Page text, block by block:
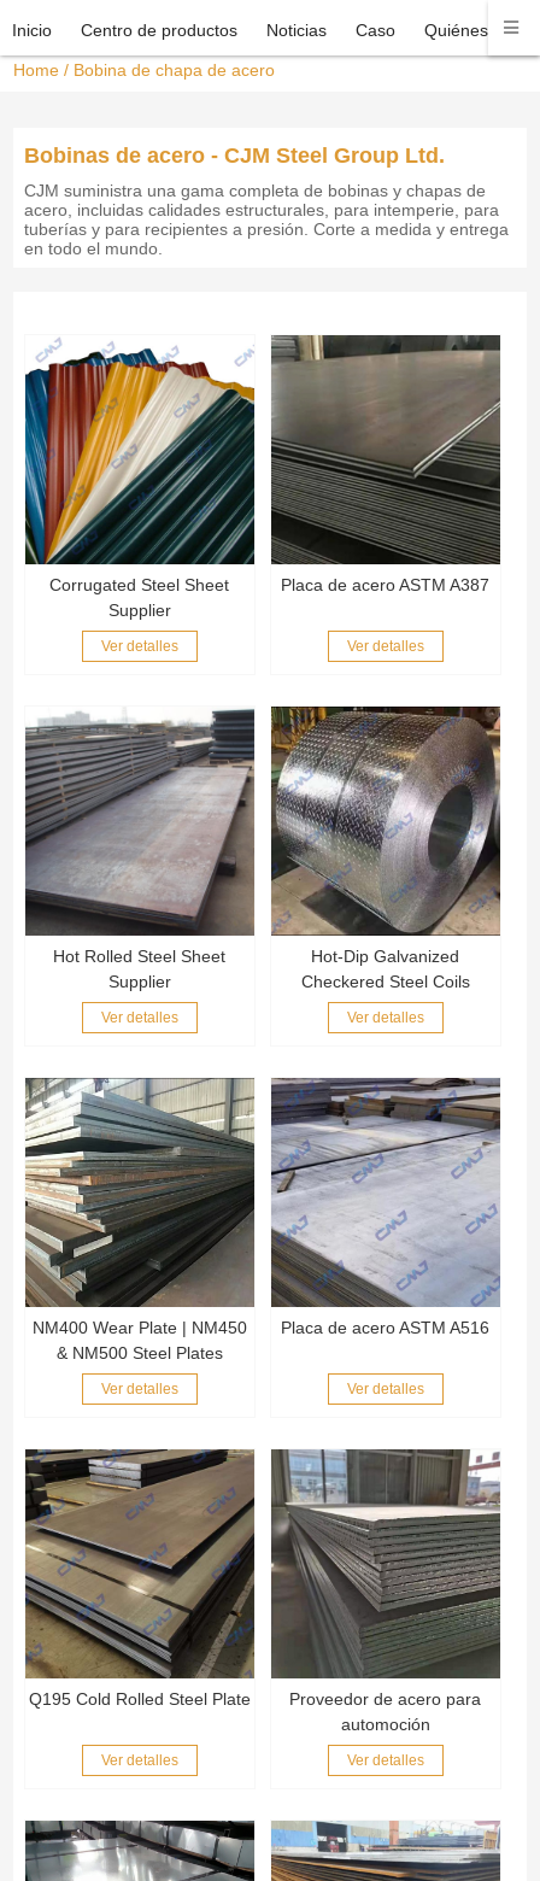
Inicio Centro de productos Noticias Caso Quiénes
Home / Bobina de chapa de acero
Bobinas de acero - CJM Steel Group Ltd.
CJM suministra una gama completa de bobinas y chapas de
acero, incluidas calidades estructurales, para intemperie, para
tuberías y para recipientes a presión. Corte a medida y entrega
en todo el mundo.
Corrugated Steel Sheet
Supplier
Ver detalles
Placa de acero ASTM A387
Ver detalles
Hot Rolled Steel Sheet
Supplier
Ver detalles
Hot-Dip Galvanized
Checkered Steel Coils
Ver detalles
NM400 Wear Plate | NM450
& NM500 Steel Plates
Ver detalles
Placa de acero ASTM A516
Ver detalles
Q195 Cold Rolled Steel Plate
Ver detalles
Proveedor de acero para
automoción
Ver detalles